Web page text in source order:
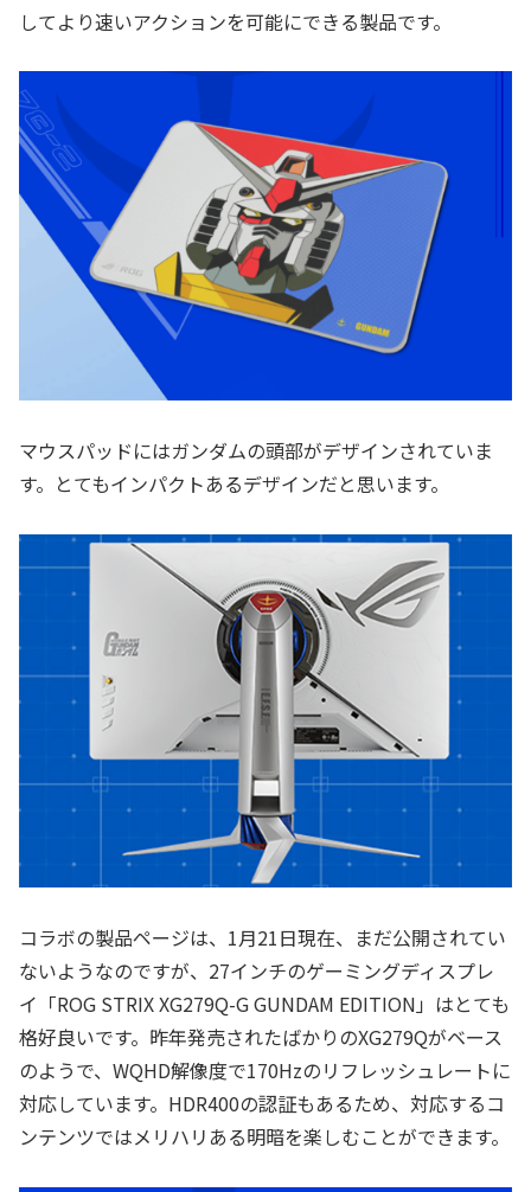
してより速いアクションを可能にできる製品です。
マウスパッドにはガンダムの頭部がデザインされていま
す。とてもインパクトあるデザインだと思います。
コラボの製品ページは、1月21日現在、まだ公開されてい
ないようなのですが、27インチのゲーミングディスプレ
イ「ROG STRIX XG279Q-G GUNDAM EDITION」はとても
格好良いです。昨年発売されたばかりのXG279Qがベース
のようで、WQHD解像度で170Hzのリフレッシュレートに
対応しています。HDR400の認証もあるため、対応するコ
ンテンツではメリハリある明暗を楽しむことができます。